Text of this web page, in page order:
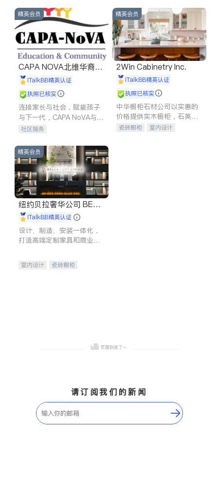
建筑合同、刑事案件全包办
信托/遗嘱
商业
索赔
律师-其它 保释
精英会员
CAPA NOVA北维华裔家
长会iTalkBB精英认证
执照已核实
连接家长与社会，赋能孩子
与下一代，CAPA NoVA与您
携手建设包容、公平、充满
社区服务
精英会员
2Win Cabinetry Inc.
iTalkBB精英认证
执照已核实
中华橱柜石材公司以实惠的
价格提供实木橱柜，石英石
台面，多种优质不锈钢水
瓷砖橱柜
室内设计
精英会员
纽约贝拉奢华公司 BELL
A LUXE
iTalkBB精英认证
设计、制造、安装一体化，
打造高端定制家具和商业空
室内设计
瓷砖橱柜
请订阅我们的新闻